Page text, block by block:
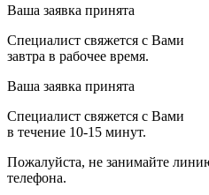
Ваша заявка принята
Специалист свяжется с Вами
завтра в рабочее время.
Ваша заявка принята
Специалист свяжется с Вами
в течение 10-15 минут.
Пожалуйста, не занимайте
телефона.